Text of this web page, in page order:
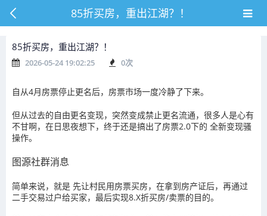
85折买房，重出江湖？！
85折买房，重出江湖？！
2026-05-24 19:02:25 0次
自从4月房票停止更名后，房票市场一度冷静了下来。
但从过去的自由更名变现，突然变成禁止更名流通，很多人是心有
不甘啊，在日思夜想下，终于还是搞出了房票2.0下的 全新变现骚
操作。
图源社群消息
简单来说，就是 先让村民用房票买房，在拿到房产证后，再通过
二手交易过户给买家，最后实现8.X折买房/卖票的目的。